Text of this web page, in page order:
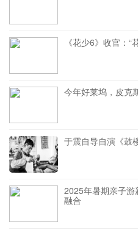
《花少6》收官：
今年好莱坞，皮克
于震自导自演《鼓
2025年暑期亲子游
融合